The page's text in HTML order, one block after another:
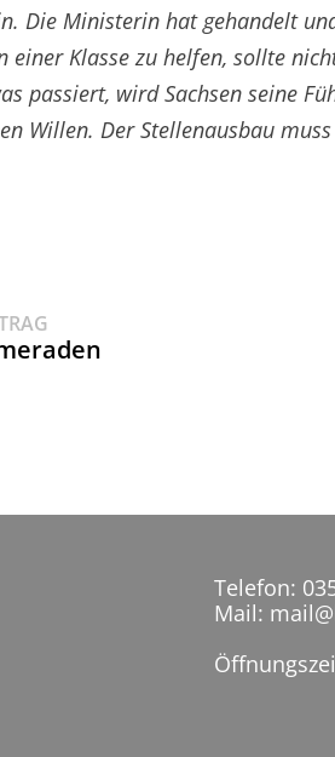
Die Ministerin hat gehandelt
Klasse zu helfen, sollte
passiert, wird Sachsen seine
Willen. Der Stellenausbau muss
Vorheriger
Beitrag:
Telefon:
Mail: